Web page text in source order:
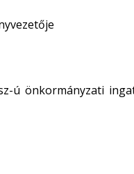
ú önkormányzati